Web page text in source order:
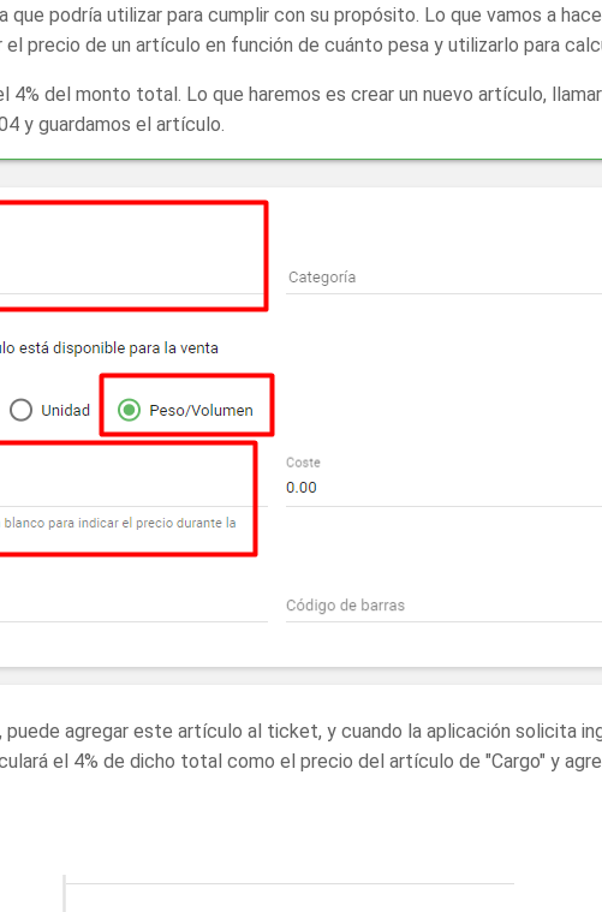
que podría utilizar para cumplir con su propósito. Lo que vamos a
precio de un artículo en función de cuánto pesa y utilizarlo para
4% del monto total. Lo que haremos es crear un nuevo artículo,
y guardamos el artículo.
puede agregar este artículo al ticket, y cuando la aplicación solicita
el 4% de dicho total como el precio del artículo de "Cargo" y